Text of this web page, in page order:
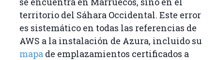
territorio del Sáhara Occidental. Este error
es sistemático en todas las referencias de
AWS a la instalación de Azura, incluido su
mapa de emplazamientos certificados a